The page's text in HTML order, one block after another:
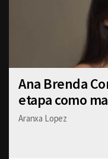
Ana Brenda
etapa como
Aranxa Lopez